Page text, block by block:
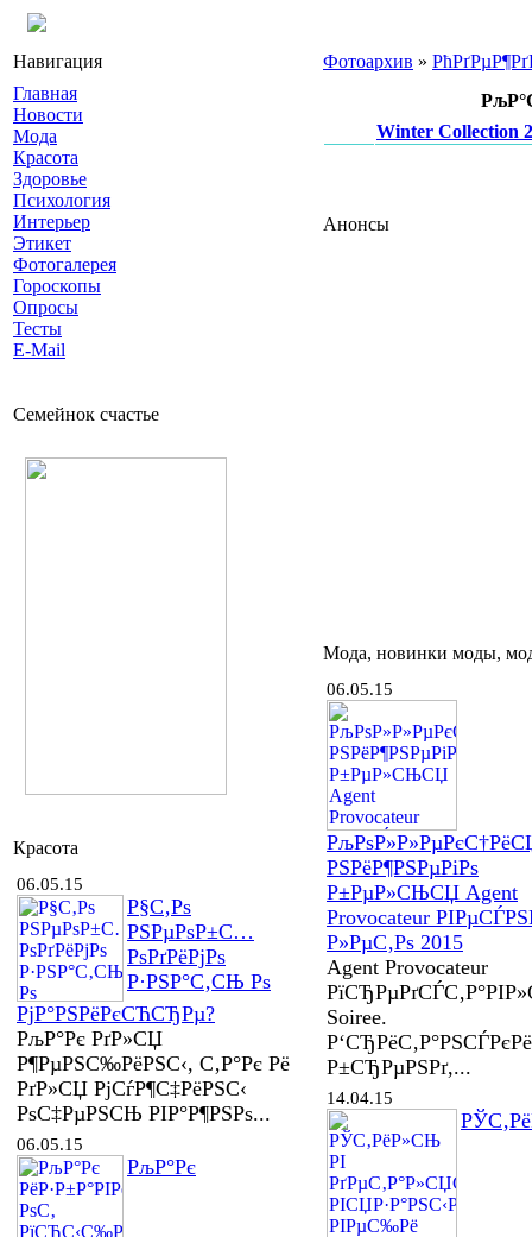
Навигация
Главная
Новости
Мода
Красота
Здоровье
Психология
Интерьер
Этикет
Фотогалерея
Гороскопы
Опросы
Тесты
E-Mail
Семейнок счастье
Красота
06.05.15
Р§С‚Рѕ
РЅРµРѕР±С…
РѕРґРёРјРѕ
Р·РЅР°С‚СЊ Рѕ
РјР°РЅРёРєСЋСЂРµ?
РљР°Рє РґР»СЏ
Р¶РµРЅС‰РёРЅС‹, С‚Р°Рє Рё
РґР»СЏ РјСѓР¶С‡РёРЅС‹
РѕС‡РµРЅСЊ РІР°Р¶РЅРѕ...
06.05.15
РљР°Рє
Фотоархив »
Winter Collection
Анонсы
Мода, новинки моды,
06.05.15
РЅРёР¶РЅРµРіРѕ
Р±РµР»СЊСЏ Agent
Provocateur
Р»РµС‚Рѕ 2015
Agent Provocateur
Soiree.
Р±СЂРµРЅРґ,...
14.04.15